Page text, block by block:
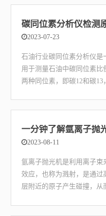
碳同位素分析仪检测
2023-07-23
石油行业碳同位素分析仪是
用于测量石油中碳同位素
两种同位素，即碳12和碳13
2023-08-11
氩离子抛光机是利用离子
效应，也称为溅射，是通过
层附近的原子产生碰撞，